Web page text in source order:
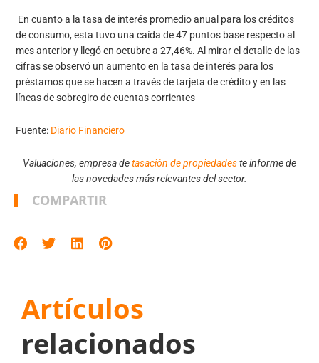
En cuanto a la tasa de interés promedio anual para los créditos
de consumo, esta tuvo una caída de 47 puntos base respecto al
mes anterior y llegó en octubre a 27,46%. Al mirar el detalle de las
cifras se observó un aumento en la tasa de interés para los
préstamos que se hacen a través de tarjeta de crédito y en las
líneas de sobregiro de cuentas corrientes
Fuente: Diario Financiero
Valuaciones, empresa detasación de propiedadeste informe de
las novedades más relevantes del sector.
COMPARTIR
Artículos
relacionados